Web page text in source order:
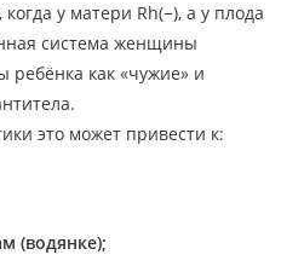
у матери Rh(−), а у плода
система женщины
ребёнка как «чужие» и
это может привести к:
(водянке);